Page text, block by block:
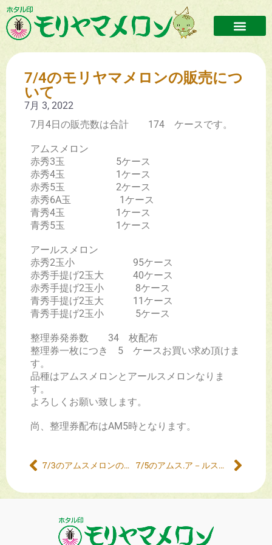
7/4のモリヤマメロンの販売につ
いて
7月 3, 2022
7月4日の販売数は合計 174 ケースです。
アムスメロン
赤秀3玉 5ケース
赤秀4玉 1ケース
赤秀5玉 2ケース
赤秀6A玉 1ケース
青秀4玉 1ケース
青秀5玉 1ケース
アールスメロン
赤秀2玉小 95ケース
赤秀手提げ2玉大 40ケース
赤秀手提げ2玉小 8ケース
青秀手提げ2玉大 11ケース
青秀手提げ2玉小 5ケース
整理券発券数 34 枚配布
整理券一枚につき 5 ケースお買い求め頂けま
す。
品種はアムスメロンとアールスメロンなりま
す。
よろしくお願い致します。
尚、整理券配布はAM5時となります。
7/3のアムスメロンの販売について 7/5のアムス.ア－ルスメロンの販売について